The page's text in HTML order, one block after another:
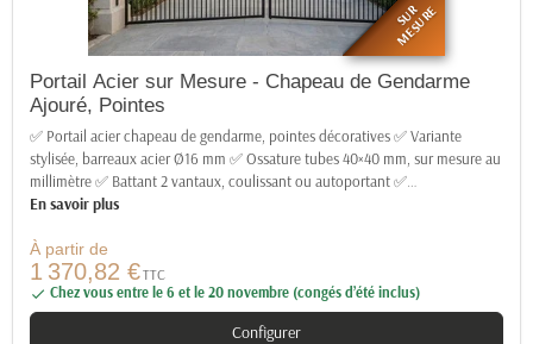
SUR
MESURE
Portail Acier sur Mesure - Chapeau de Gendarme
Ajouré, Pointes
✅ Portail acier chapeau de gendarme, pointes décoratives ✅ Variante
stylisée, barreaux acier Ø16 mm ✅ Ossature tubes 40×40 mm, sur mesure au
millimètre ✅ Battant 2 vantaux, coulissant ou autoportant ✅
En savoir plus
À partir de
1 370,82 €TTC
 Chez vous entre le 6 et le 20 novembre (congés d’été inclus)
Configurer